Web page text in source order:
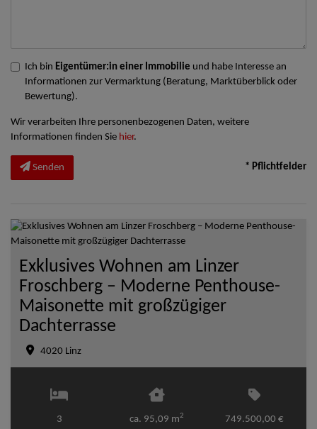
Ich bin Eigentümer:in einer Immobilie und habe Interesse an
Informationen zur Vermarktung (Beratung, Marktüberblick oder
Bewertung).
Wir verarbeiten Ihre personenbezogenen Daten, weitere
Informationen finden Sie hier.
Senden * Pflichtfelder
Exklusives Wohnen am Linzer
Froschberg – Moderne Penthouse-
Maisonette mit großzügiger
Dachterrasse
4020 Linz
3 ca. 95,09 m2 749.500,00 €